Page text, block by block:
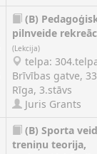
(B)
pilnveide
(Lekcija)
telpa:
Brīvības gatve,
Rīga, 3.stāvs
Juris Grants
(B) Sporta
treniņu teorija,